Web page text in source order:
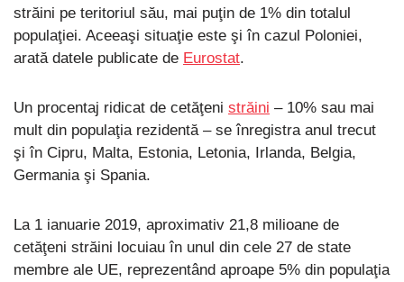
străini pe teritoriul său, mai puţin de 1% din totalul
populaţiei. Aceeaşi situaţie este şi în cazul Poloniei,
arată datele publicate de Eurostat.
Un procentaj ridicat de cetăţeni străini – 10% sau mai
mult din populaţia rezidentă – se înregistra anul trecut
şi în Cipru, Malta, Estonia, Letonia, Irlanda, Belgia,
Germania şi Spania.
La 1 ianuarie 2019, aproximativ 21,8 milioane de
cetăţeni străini locuiau în unul din cele 27 de state
membre ale UE, reprezentând aproape 5% din populaţia